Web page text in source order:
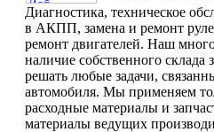
Диагностика, техническое
в АКПП, замена и ремонт
ремонт двигателей. Наш
наличие собственного склада
решать любые задачи,
автомобиля. Мы применяем
расходные материалы и
материалы ведущих